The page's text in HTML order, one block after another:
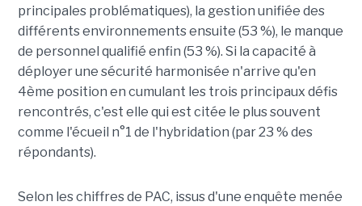
principales problématiques), la gestion unifiée des
différents environnements ensuite (53 %), le manque
de personnel qualifié enfin (53 %). Si la capacité à
déployer une sécurité harmonisée n'arrive qu'en
4ème position en cumulant les trois principaux défis
rencontrés, c'est elle qui est citée le plus souvent
comme l'écueil n°1 de l'hybridation (par 23 % des
répondants).
Selon les chiffres de PAC, issus d'une enquête menée